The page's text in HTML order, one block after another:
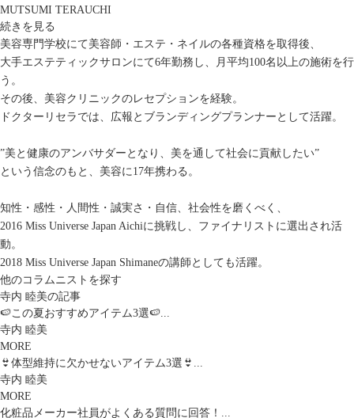
MUTSUMI TERAUCHI
続きを見る
美容専門学校にて美容師・エステ・ネイルの各種資格を取得後、
大手エステティックサロンにて6年勤務し、月平均100名以上の施術を行
う。
その後、美容クリニックのレセプションを経験。
ドクターリセラでは、広報とブランディングプランナーとして活躍。
”美と健康のアンバサダーとなり、美を通して社会に貢献したい”
という信念のもと、美容に17年携わる。
知性・感性・人間性・誠実さ・自信、社会性を磨くべく、
2016 Miss Universe Japan Aichiに挑戦し、ファイナリストに選出され活
動。
2018 Miss Universe Japan Shimaneの講師としても活躍。
他のコラムニストを探す
寺内 睦美の記事
🍉この夏おすすめアイテム3選🍉...
寺内 睦美
MORE
👙体型維持に欠かせないアイテム3選👙...
寺内 睦美
MORE
化粧品メーカー社員がよくある質問に回答！...